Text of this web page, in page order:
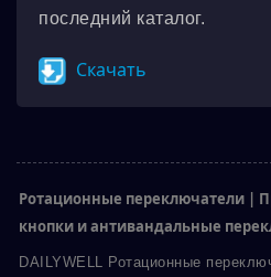
последний каталог.
Скачать
Ротационные переключатели |
кнопки и антивандальные
DAILYWELL Ротационные